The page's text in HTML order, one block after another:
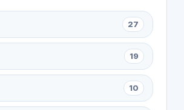
27
19
10